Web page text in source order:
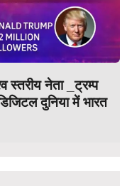
स्तरीय नेता _ट्रम्प
दुनिया में भारत